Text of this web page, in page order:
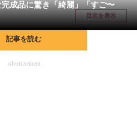
ージ
品に驚き「綺麗」「すご〜
目次を表示
記事を読む
advertisement